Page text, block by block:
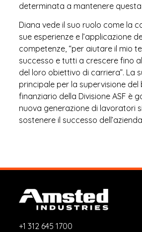
determinata a mantenere
Diana vede il suo ruolo come la
sue esperienze e l’applicazione
competenze, “per aiutare il mio
successo e tutti a crescere fino
del loro obiettivo di carriera”. La
principale per la supervisione del
finanziario della Divisione ASF è
nuova generazione di lavoratori
sostenere il successo
+1 312 645 1700